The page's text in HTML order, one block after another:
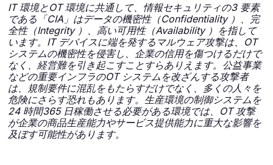
IT 環境とOT 環境に共通して、情報セキュリティの3 要素
である「CIA」はデータの機密性（Confidentiality ）、完
全性（Integrity ）、高い可用性（Availability ）を指して
います。IT デバイスに端を発するマルウェア攻撃は、OT
システムの機密性を侵害し、企業の信用を傷つけるだけで
なく、経営難を引き起こすことすらありえます。公益事業
などの重要インフラのOT システムを改ざんする攻撃者
は、規制要件に混乱をもたらすだけでなく、多くの人々を
危険にさらす恐れもあります。生産環境の制御システムを
24 時間365 日稼働させる必要がある環境では、OT 攻撃
が企業の商品生産能力やサービス提供能力に重大な影響を
及ぼす可能性があります。